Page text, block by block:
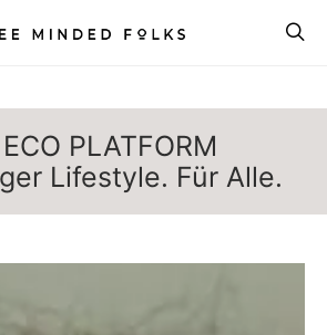
PLATFORM
Lifestyle. Für Alle.